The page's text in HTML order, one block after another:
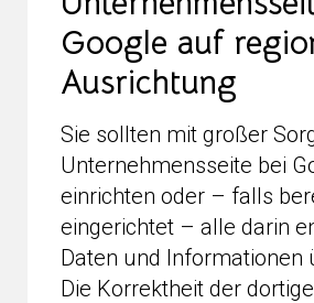
Google auf
Ausrichtung
Sie sollten mit großer
Unternehmensseite bei
einrichten oder – falls
eingerichtet – alle darin
Daten und Informationen
Die Korrektheit der